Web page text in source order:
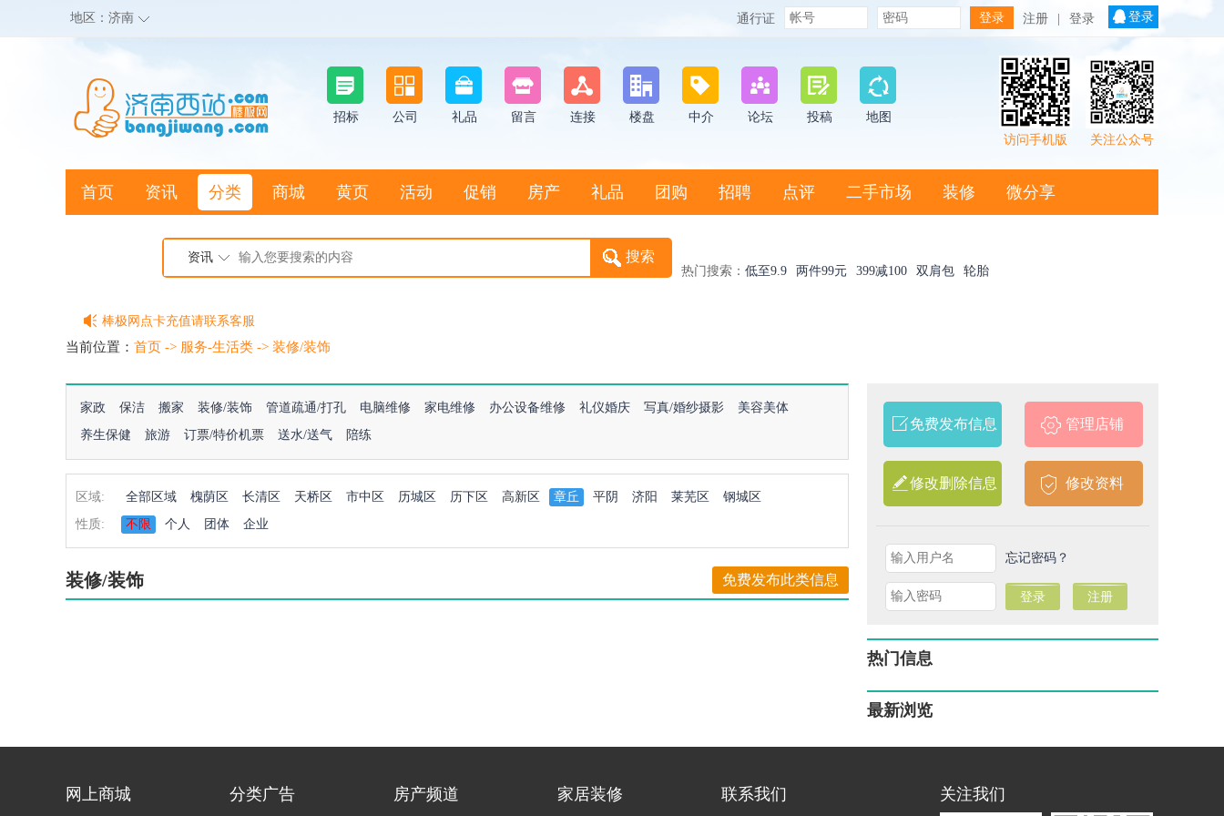
地区： 济南 通行证 注册 登录 登录
招标 公司 礼品 留言 连接 楼盘 中介 论坛 投稿
地图
关注公众号
访问手机版
首页 资讯 分类 商城 黄页 活动 促销 房产 礼品 团购 招聘 点评 二手市场 装修 微分享
资讯
热门搜索： 低至9.9 两件99元 399减100 双肩包 轮胎
棒极网点卡充值请联系客服
客服QQ:2692290505
当前位置： 首页 -> 服务-生活类 -> 装修/装饰
家政 保洁 搬家 装修/装饰 管道疏通/打孔 电脑维修 家电维修 办公设备维修 礼仪婚庆 写真/婚纱摄影
美容美体
养生保健
旅游 订票/特价机票 送水/送气 陪练
区域: 全部区域 槐荫区 长清区 天桥区 市中区 历城区 历下区 高新区 章丘 平阴 济阳 莱芜区
钢城区
性质:
不限 个人 团体 企业
装修/装饰 免费发布此类信息
免费发布信息 管理店铺
修改删除信息 修改资料
忘记密码？
热门信息
最新浏览
网上商城 分类广告 房产频道 家居装修 联系我们 关注我们